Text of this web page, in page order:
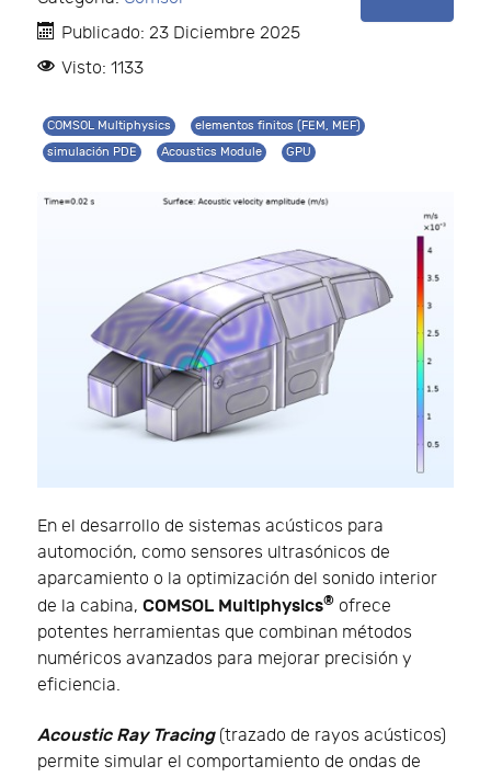
Publicado: 23 Diciembre 2025
Visto: 1133
COMSOL Multiphysics
elementos finitos (FEM, MEF)
simulación PDE
Acoustics Module GPU
En el desarrollo de sistemas acústicos para
automoción, como sensores ultrasónicos de
aparcamiento o la optimización del sonido interior
de la cabina, COMSOL Multiphysics® ofrece
potentes herramientas que combinan métodos
numéricos avanzados para mejorar precisión y
eficiencia.
Acoustic Ray Tracing(trazado de rayos acústicos)
permite simular el comportamiento de ondas de